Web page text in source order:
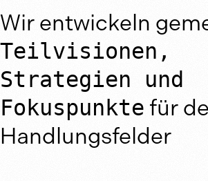
Wir entwickeln
Teilvisionen,
Strategien und
Fokuspunkte für
Handlungsfelder